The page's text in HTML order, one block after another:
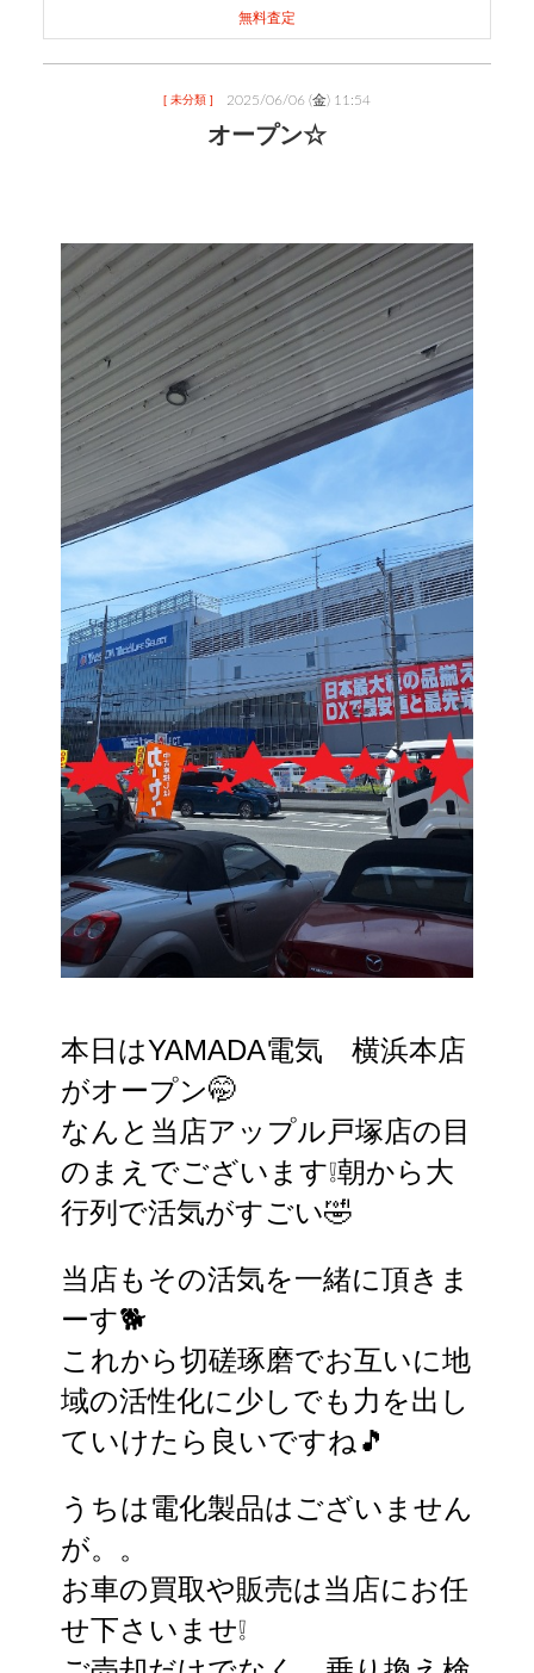
無料査定
[ 未分類 ] 2025/06/06 (金) 11:54
オープン☆
本日はYAMADA電気　横浜本店
がオープン🤭
なんと当店アップル戸塚店の目
のまえでございます❕朝から大
行列で活気がすごい🤣
当店もその活気を一緒に頂きま
ーす🐕️
これから切磋琢磨でお互いに地
域の活性化に少しでも力を出し
ていけたら良いですね🎵
うちは電化製品はございません
が。。
お車の買取や販売は当店にお任
せ下さいませ❕